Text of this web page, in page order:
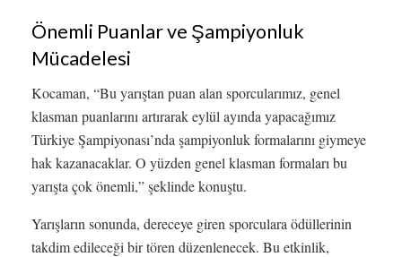
Önemli Puanlar ve Şampiyonluk
Mücadelesi
Kocaman, “Bu yarıştan puan alan sporcularımız, genel
klasman puanlarını artırarak eylül ayında yapacağımız
Türkiye Şampiyonası’nda şampiyonluk formalarını giymeye
hak kazanacaklar. O yüzden genel klasman formaları bu
yarışta çok önemli,” şeklinde konuştu.
Yarışların sonunda, dereceye giren sporculara ödüllerinin
takdim edileceği bir tören düzenlenecek. Bu etkinlik,